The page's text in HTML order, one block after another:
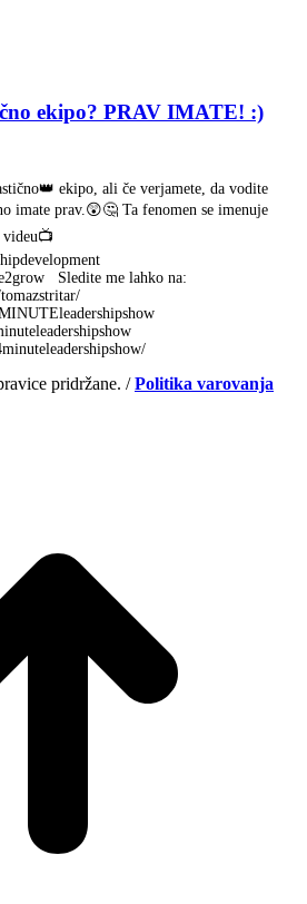
ekipo? PRAV IMATE! :)
ekipo, ali če verjamete, da vodite
imate prav.😲🤔 Ta fenomen se imenuje
Sledite me lahko na:
pridržane. /Politika varovanja